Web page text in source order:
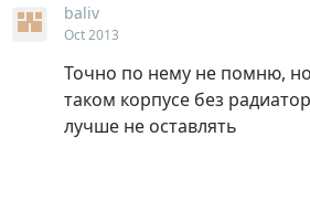
baliv
Oct 2013
Точно по нему не помню,
таком корпусе без
лучше не оставлять